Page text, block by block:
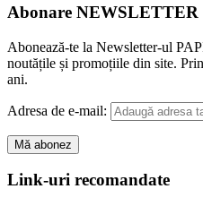
Abonare NEWSLETTER
Abonează-te la Newsletter-ul
noutățile și promoțiile din site.
ani.
Adresa de e-mail:
Link-uri recomandate